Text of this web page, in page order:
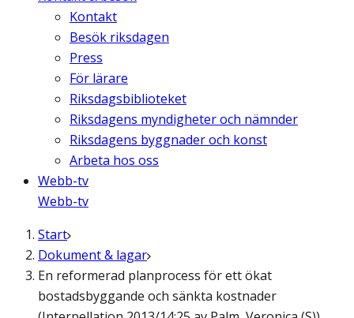
Kontakt
Besök riksdagen
Press
För lärare
Riksdagsbiblioteket
Riksdagens myndigheter och nämnder
Riksdagens byggnader och konst
Arbeta hos oss
Webb-tv
Webb-tv
Start
Dokument & lagar
En reformerad planprocess för ett ökat
bostadsbyggande och sänkta kostnader